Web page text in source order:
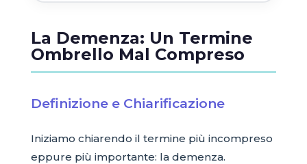
La Demenza: Un Termine
Ombrello Mal Compreso
Definizione e Chiarificazione
Iniziamo chiarendo il termine più incompreso
eppure più importante: la demenza.